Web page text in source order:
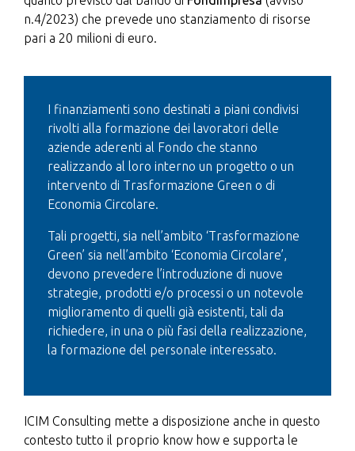
n.4/2023) che prevede uno stanziamento di risorse
pari a 20 milioni di euro.
I finanziamenti sono destinati a piani condivisi
rivolti alla formazione dei lavoratori delle
aziende aderenti al Fondo che stanno
realizzando al loro interno un progetto o un
intervento di Trasformazione Green o di
Economia Circolare.
Tali progetti, sia nell’ambito ‘Trasformazione
Green’ sia nell’ambito ‘Economia Circolare’,
devono prevedere l’introduzione di nuove
strategie, prodotti e/o processi o un notevole
miglioramento di quelli già esistenti, tali da
richiedere, in una o più fasi della realizzazione,
la formazione del personale interessato.
ICIM Consulting mette a disposizione anche in questo
contesto tutto il proprio know how e supporta le